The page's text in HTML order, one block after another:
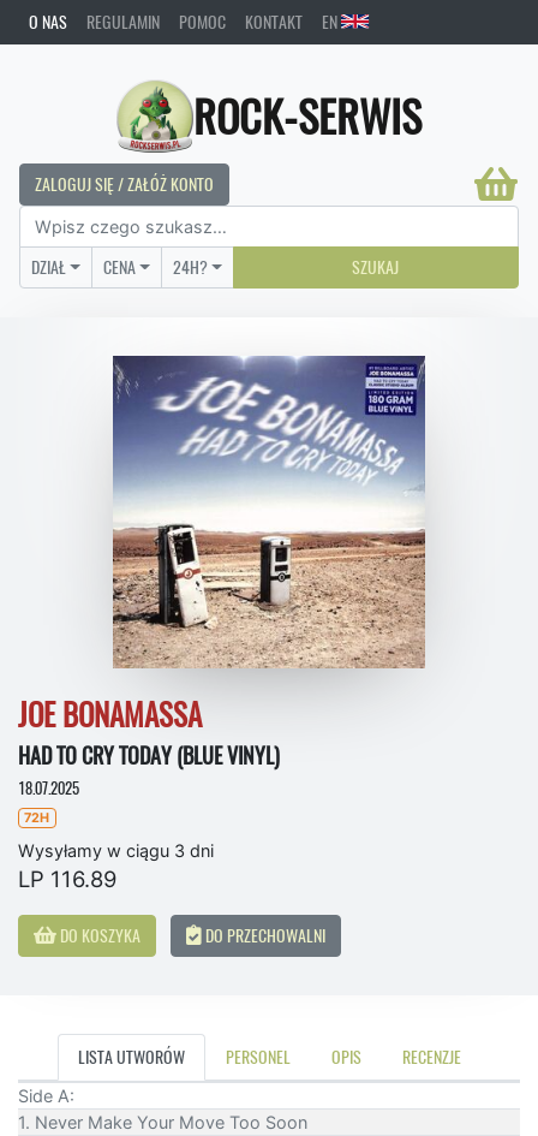
O NAS REGULAMIN POMOC KONTAKT EN
ROCK-SERWIS
ZALOGUJ SIĘ / ZAŁÓŻ KONTO
DZIAŁ CENA 24H? SZUKAJ
JOE BONAMASSA
HAD TO CRY TODAY (BLUE VINYL)
18.07.2025
72H
Wysyłamy w ciągu 3 dni
LP 116.89
DO KOSZYKA DO PRZECHOWALNI
LISTA UTWORÓW PERSONEL OPIS RECENZJE
Side A:
1. Never Make Your Move Too Soon